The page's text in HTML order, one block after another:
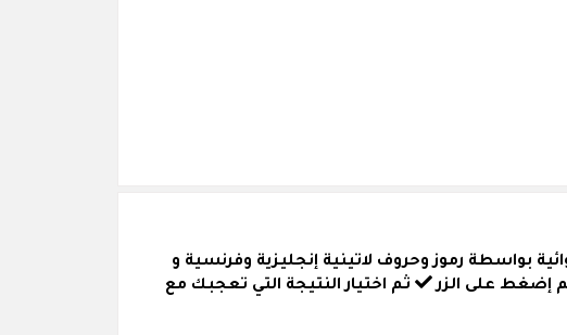
بواسطة رموز وحروف لاتينية إنجليزية وفرنسية و
إضغط على الزر
ثم اختيار النتيجة التي تعجبك مع